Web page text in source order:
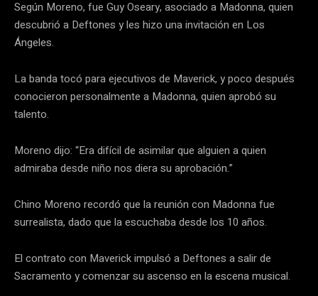
Según Moreno, fue Guy Oseary, asociado a Madonna, quien
descubrió a Deftones y les hizo una invitación en Los
Ángeles.
La banda tocó para ejecutivos de Maverick, y poco después
conocieron personalmente a Madonna, quien aprobó su
talento.
Moreno dijo: “Era difícil de asimilar que alguien a quien
admiraba desde niño nos diera su aprobación.”
Chino Moreno recordó que la reunión con Madonna fue
surrealista, dado que la escuchaba desde los 10 años.
El contrato con Maverick impulsó a Deftones a salir de
Sacramento y comenzar su ascenso en la escena musical.